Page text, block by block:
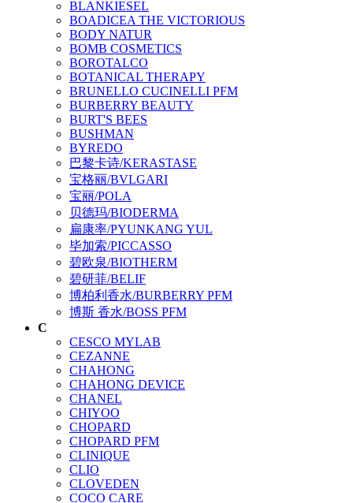
BLANKIESEL
BOADICEA THE VICTORIOUS
BODY NATUR
BOMB COSMETICS
BOROTALCO
BOTANICAL THERAPY
BRUNELLO CUCINELLI PFM
BURBERRY BEAUTY
BURT'S BEES
BUSHMAN
BYREDO
巴黎卡诗/KERASTASE
宝格丽/BVLGARI
宝丽/POLA
贝德玛/BIODERMA
扁康率/PYUNKANG YUL
毕加索/PICCASSO
碧欧泉/BIOTHERM
碧研菲/BELIF
博柏利香水/BURBERRY PFM
博斯 香水/BOSS PFM
C
CESCO MYLAB
CEZANNE
CHAHONG
CHAHONG DEVICE
CHANEL
CHIYOO
CHOPARD
CHOPARD PFM
CLINIQUE
CLIO
CLOVEDEN
COCO CARE